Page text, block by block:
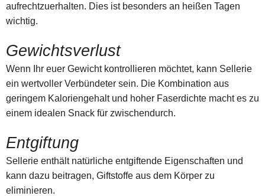
aufrechtzuerhalten. Dies ist besonders an heißen Tagen
wichtig.
Gewichtsverlust
Wenn Ihr euer Gewicht kontrollieren möchtet, kann Sellerie
ein wertvoller Verbündeter sein. Die Kombination aus
geringem Kaloriengehalt und hoher Faserdichte macht es zu
einem idealen Snack für zwischendurch.
Entgiftung
Sellerie enthält natürliche entgiftende Eigenschaften und
kann dazu beitragen, Giftstoffe aus dem Körper zu
eliminieren.